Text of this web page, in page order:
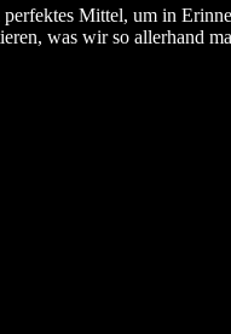
Mittel, um in
was wir so allerhand